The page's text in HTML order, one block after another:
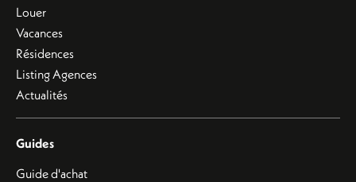
Louer
Vacances
Résidences
Listing Agences
Actualités
Guides
Guide d'achat